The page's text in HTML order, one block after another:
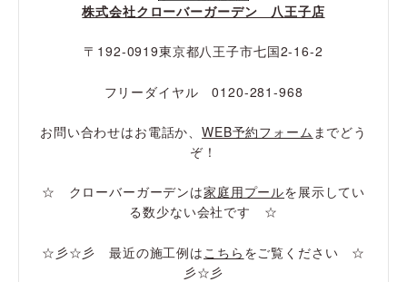
株式会社クローバーガーデン 八王子店
〒192-0919東京都八王子市七国2-16-2
フリーダイヤル 0120-281-968
お問い合わせはお電話か、WEB予約フォーム までどう
ぞ！
☆ クローバーガーデンは家庭用プールを展示してい
る数少ない会社です ☆
☆彡☆彡 最近の施工例は こちら をご覧ください ☆
彡☆彡